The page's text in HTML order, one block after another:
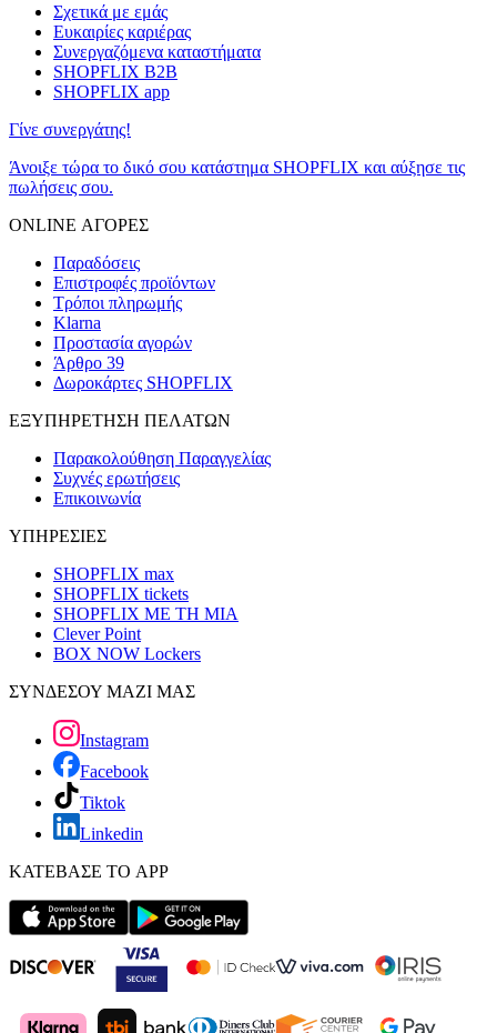
Σχετικά με εμάς
Ευκαιρίες καριέρας
Συνεργαζόμενα καταστήματα
SHOPFLIX B2B
SHOPFLIX app
Γίνε συνεργάτης!
Άνοιξε τώρα το δικό σου κατάστημα SHOPFLIX και αύξησε τις
πωλήσεις σου.
ONLINE ΑΓΟΡΕΣ
Παραδόσεις
Επιστροφές προϊόντων
Τρόποι πληρωμής
Klarna
Προστασία αγορών
Άρθρο 39
Δωροκάρτες SHOPFLIX
ΕΞΥΠΗΡΕΤΗΣΗ ΠΕΛΑΤΩΝ
Παρακολούθηση Παραγγελίας
Συχνές ερωτήσεις
Επικοινωνία
ΥΠΗΡΕΣΙΕΣ
SHOPFLIX max
SHOPFLIX tickets
SHOPFLIX ΜΕ ΤΗ ΜΙΑ
Clever Point
BOX NOW Lockers
ΣΥΝΔΕΣΟΥ ΜΑΖΙ ΜΑΣ
Instagram
Facebook
Tiktok
Linkedin
ΚΑΤΕΒΑΣΕ ΤΟ APP